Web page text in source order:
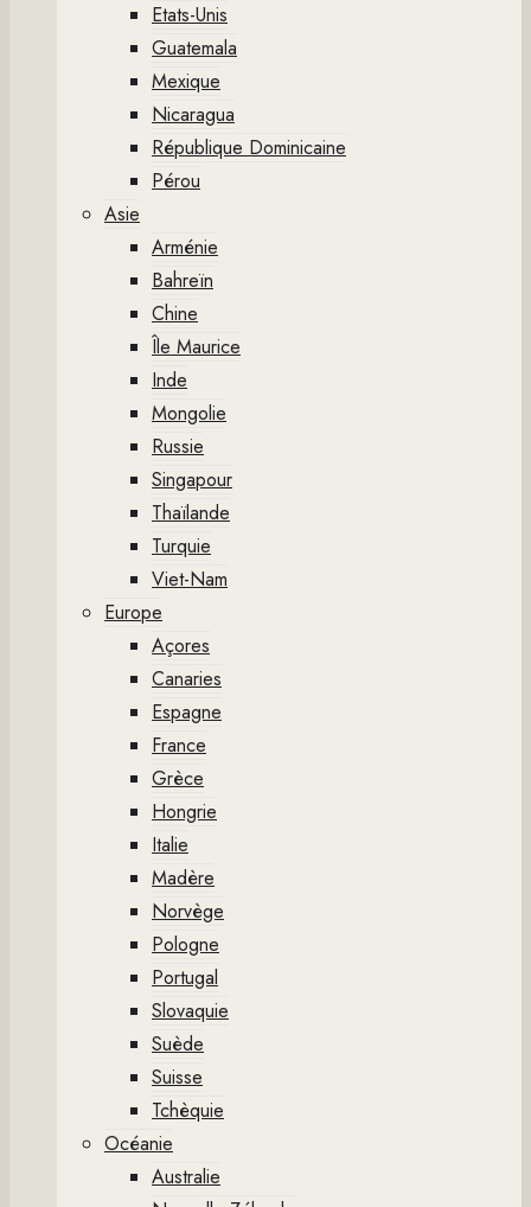
Etats-Unis
Guatemala
Mexique
Nicaragua
République Dominicaine
Pérou
Asie
Arménie
Bahreïn
Chine
Île Maurice
Inde
Mongolie
Russie
Singapour
Thaïlande
Turquie
Viet-Nam
Europe
Açores
Canaries
Espagne
France
Grèce
Hongrie
Italie
Madère
Norvège
Pologne
Portugal
Slovaquie
Suède
Suisse
Tchèquie
Océanie
Australie